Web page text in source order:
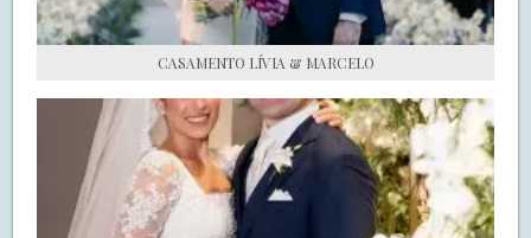
CASAMENTO LÍVIA & MARCELO